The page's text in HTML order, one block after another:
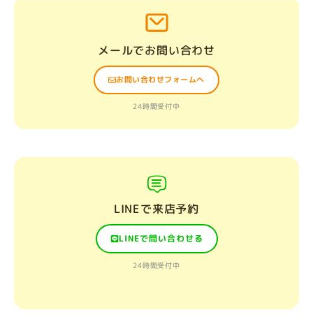
メールでお問い合わせ
お問い合わせフォームへ
24時間受付中
LINEで来店予約
LINEで問い合わせる
24時間受付中